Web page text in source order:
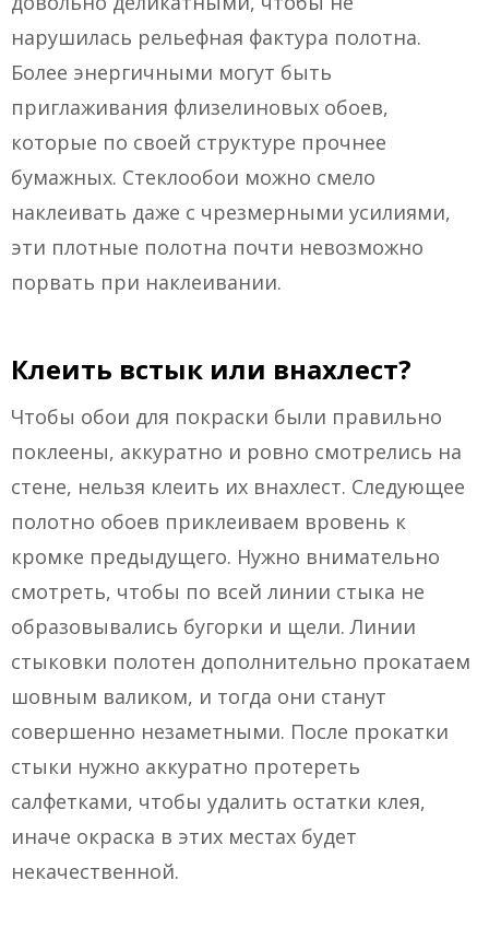
нарушилась рельефная фактура полотна.
Более энергичными могут быть
приглаживания флизелиновых обоев,
которые по своей структуре прочнее
бумажных. Стеклообои можно смело
наклеивать даже с чрезмерными усилиями,
эти плотные полотна почти невозможно
порвать при наклеивании.
Клеить встык или внахлест?
Чтобы обои для покраски были правильно
поклеены, аккуратно и ровно смотрелись на
стене, нельзя клеить их внахлест. Следующее
полотно обоев приклеиваем вровень к
кромке предыдущего. Нужно внимательно
смотреть, чтобы по всей линии стыка не
образовывались бугорки и щели. Линии
стыковки полотен дополнительно прокатаем
шовным валиком, и тогда они станут
совершенно незаметными. После прокатки
стыки нужно аккуратно протереть
салфетками, чтобы удалить остатки клея,
иначе окраска в этих местах будет
некачественной.